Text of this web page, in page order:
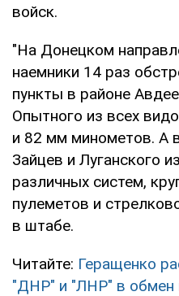
войск.
"На Донецком
наемники 14 раз
пункты в районе
Опытного из всех
и 82 мм минометов. А
Зайцев и Луганского
различных систем,
пулеметов и
в штабе.
Читайте: Геращенко
"ДНР" и "ЛНР" в обмен